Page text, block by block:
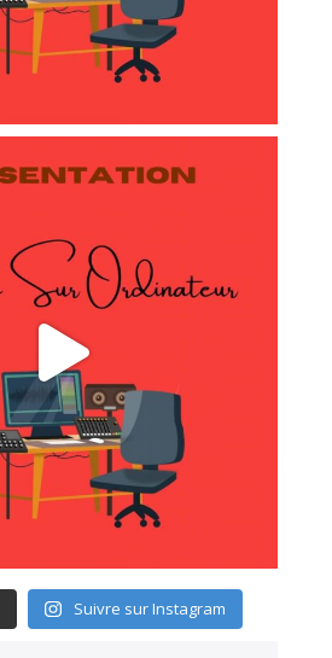
Suivre sur Instagram